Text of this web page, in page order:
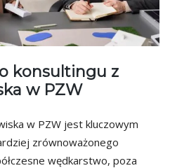
konsultingu z
w PZW
w PZW jest kluczowym
zrównoważonego
wędkarstwo, poza